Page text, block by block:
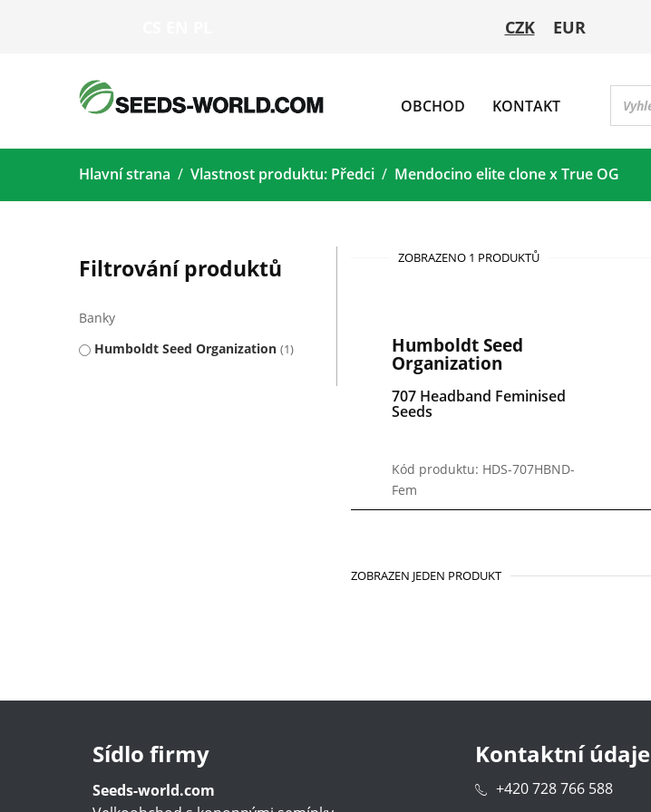
CZK EUR
OBCHOD KONTAKT
Hlavní strana Vlastnost produktu: Předci Mendocino elite clone x True OG
Filtrování produktů
Banky
Humboldt Seed Organization 1
ZOBRAZENO 1 PRODUKTŮ
Humboldt Seed
Organization
707 Headband Feminised
Seeds
Kód produktu: HDS-707HBND-
Fem
ZOBRAZEN JEDEN PRODUKT
Sídlo firmy
Seeds-world.com
Kontaktní údaje
+420 728 766 588